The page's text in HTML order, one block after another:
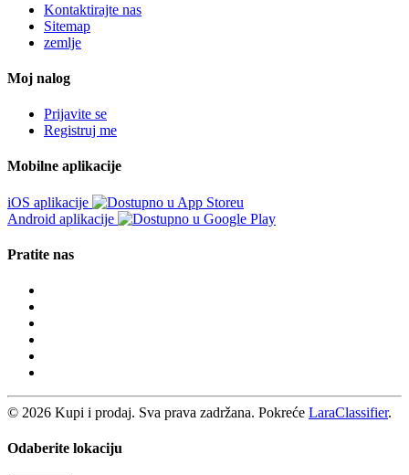
Kontaktirajte nas
Sitemap
zemlje
Moj nalog
Prijavite se
Registruj me
Mobilne aplikacije
iOS aplikacije
Android aplikacije
Pratite nas
© 2026 Kupi i prodaj. Sva prava zadržana. Pokreće LaraClassifier.
Odaberite lokaciju